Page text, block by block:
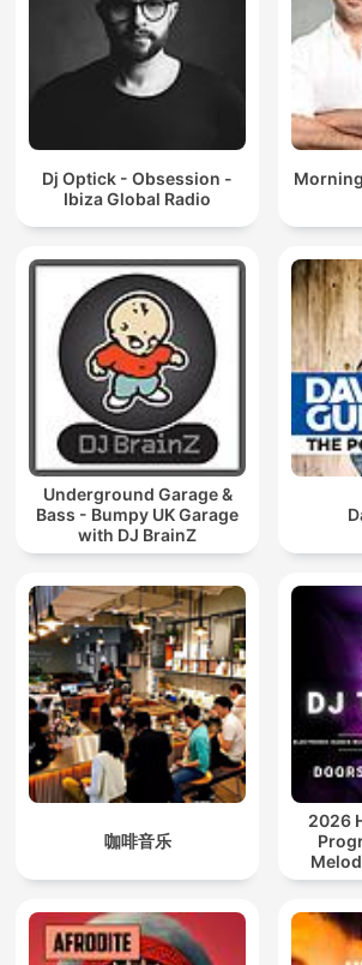
Dj Optick - Obsession -
Ibiza Global Radio
Underground Garage &
Bass - Bumpy UK Garage
with DJ BrainZ
咖啡音乐
2026
Afro /